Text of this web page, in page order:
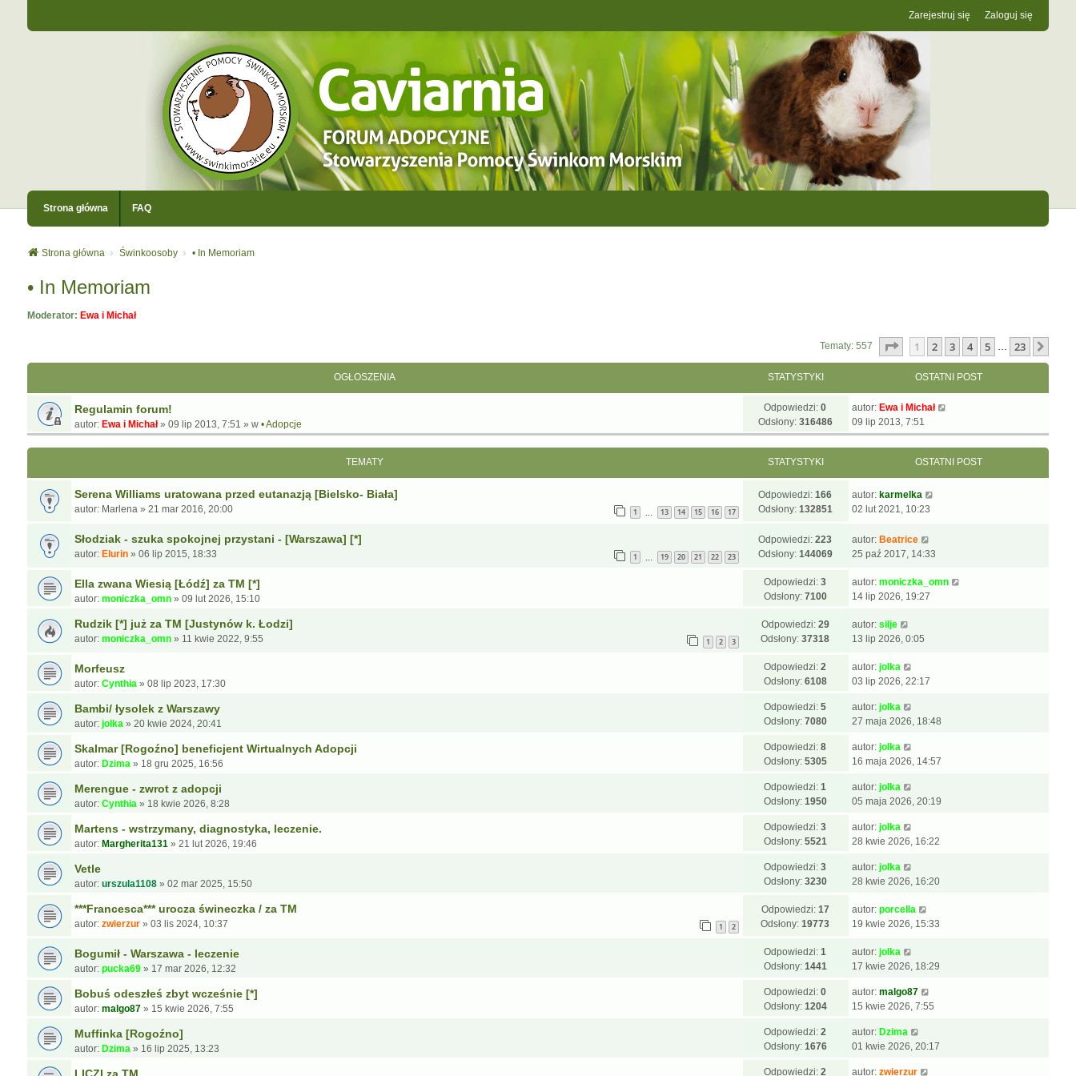
Zaloguj się
Zarejestruj się
Strona główna FAQ
Strona główna Świnkoosoby • In Memoriam
• In Memoriam
Moderator: Ewa i Michał
Tematy: 557 Strona1 z23
1 2 3 4 5 … 23
OGŁOSZENIA STATYSTYKI OSTATNI POST
Regulamin forum!
autor: Ewa i Michał» 09 lip 2013, 7:51 » w • Adopcje
Odpowiedzi:0
Odsłony: 316486
autor: Ewa i Michał
09 lip 2013, 7:51
TEMATY STATYSTYKI OSTATNI POST
Serena Williams uratowana przed eutanazją [Bielsko- Biała]
autor: Marlena» 21 mar 2016, 20:00 1 13 14 15 16 17
Odpowiedzi:166
Odsłony: 132851
autor: karmelka
02 lut 2021, 10:23
Słodziak - szuka spokojnej przystani - [Warszawa] [*]
autor: Elurin» 06 lip 2015, 18:33 1 19 20 21 22 23
Odpowiedzi:223
Odsłony: 144069
autor: Beatrice
25 paź 2017, 14:33
Ella zwana Wiesią [Łódź] za TM [*]
autor: moniczka_omn» 09 lut 2026, 15:10
Odpowiedzi:3
Odsłony: 7100
autor: moniczka_omn
14 lip 2026, 19:27
Rudzik [*] już za TM [Justynów k. Łodzi]
autor: moniczka_omn» 11 kwie 2022, 9:55 1 2 3
Odpowiedzi: 29
Odsłony:37318
autor: silje
13 lip 2026, 0:05
Morfeusz
autor: Cynthia» 08 lip 2023, 17:30
Odpowiedzi:2
Odsłony: 6108
autor: jolka
03 lip 2026, 22:17
Bambi/ łysolek z Warszawy
autor: jolka» 20 kwie 2024, 20:41
Odpowiedzi:5
Odsłony: 7080
autor: jolka
27 maja 2026, 18:48
Skalmar [Rogoźno] beneficjent Wirtualnych Adopcji
autor: Dzima» 18 gru 2025, 16:56
Odpowiedzi:8
Odsłony: 5305
autor: jolka
16 maja 2026, 14:57
Merengue - zwrot z adopcji
autor: Cynthia» 18 kwie 2026, 8:28
Odpowiedzi:1
Odsłony: 1950
autor: jolka
05 maja 2026, 20:19
Martens - wstrzymany, diagnostyka, leczenie.
autor: Margherita131» 21 lut 2026, 19:46
Odpowiedzi:3
Odsłony: 5521
autor: jolka
28 kwie 2026, 16:22
Vetle
autor: urszula1108» 02 mar 2025, 15:50
Odpowiedzi:3
Odsłony: 3230
autor: jolka
28 kwie 2026, 16:20
***Francesca*** urocza świneczka / za TM
autor: zwierzur» 03 lis 2024, 10:37 1 2
Odpowiedzi: 17
Odsłony:19773
autor: porcella
19 kwie 2026, 15:33
Bogumił - Warszawa - leczenie
autor: pucka69» 17 mar 2026, 12:32
Odpowiedzi:1
Odsłony: 1441
autor: jolka
17 kwie 2026, 18:29
Bobuś odeszłeś zbyt wcześnie [*]
autor: malgo87» 15 kwie 2026, 7:55
Odpowiedzi:0
Odsłony: 1204
autor: malgo87
15 kwie 2026, 7:55
Muffinka [Rogoźno]
autor: Dzima» 16 lip 2025, 13:23
Odpowiedzi:2
Odsłony: 1676
autor: Dzima
01 kwie 2026, 20:17
Odpowiedzi:2
autor: zwierzur